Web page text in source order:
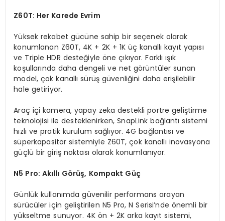
Z60T: Her Karede Evrim
Yüksek rekabet gücüne sahip bir seçenek olarak
konumlanan Z60T, 4K + 2K + 1K üç kanallı kayıt yapısı
ve Triple HDR desteğiyle öne çıkıyor. Farklı ışık
koşullarında daha dengeli ve net görüntüler sunan
model, çok kanallı sürüş güvenliğini daha erişilebilir
hale getiriyor.
Araç içi kamera, yapay zeka destekli portre geliştirme
teknolojisi ile desteklenirken, SnapLink bağlantı sistemi
hızlı ve pratik kurulum sağlıyor. 4G bağlantısı ve
süperkapasitör sistemiyle Z60T, çok kanallı inovasyona
güçlü bir giriş noktası olarak konumlanıyor.
N5 Pro: Akıllı Görüş, Kompakt Güç
Günlük kullanımda güvenilir performans arayan
sürücüler için geliştirilen N5 Pro, N Serisi’nde önemli bir
yükseltme sunuyor. 4K ön + 2K arka kayıt sistemi,